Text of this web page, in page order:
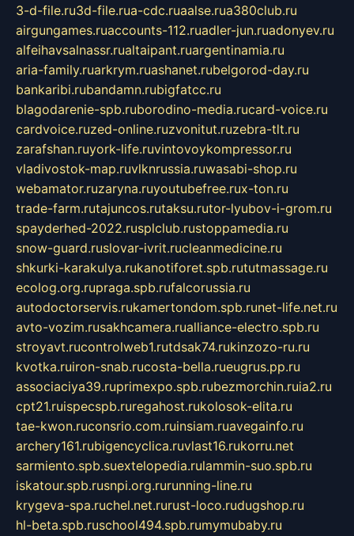
3-d-file.ru3d-file.rua-cdc.ruaalse.rua380club.ru
airgungames.ruaccounts-112.ruadler-jun.ruadonyev.ru
alfeihavsalnassr.rualtaipant.ruargentinamia.ru
aria-family.ruarkrym.ruashanet.rubelgorod-day.ru
bankaribi.rubandamn.rubigfatcc.ru
blagodarenie-spb.ruborodino-media.rucard-voice.ru
cardvoice.ruzed-online.ruzvonitut.ruzebra-tlt.ru
zarafshan.ruyork-life.ruvintovoykompressor.ru
vladivostok-map.ruvlknrussia.ruwasabi-shop.ru
webamator.ruzaryna.ruyoutubefree.rux-ton.ru
trade-farm.rutajuncos.rutaksu.rutor-lyubov-i-grom.ru
spayderhed-2022.rusplclub.rustoppamedia.ru
snow-guard.ruslovar-ivrit.rucleanmedicine.ru
shkurki-karakulya.rukanotiforet.spb.rututmassage.ru
ecolog.org.rupraga.spb.rufalcorussia.ru
autodoctorservis.rukamertondom.spb.runet-life.net.ru
avto-vozim.rusakhcamera.rualliance-electro.spb.ru
stroyavt.rucontrolweb1.rutdsak74.rukinzozo-ru.ru
kvotka.ruiron-snab.rucosta-bella.rueugrus.pp.ru
associaciya39.ruprimexpo.spb.rubezmorchin.ruia2.ru
cpt21.ruispecspb.ruregahost.rukolosok-elita.ru
tae-kwon.ruconsrio.com.ruinsiam.ruavegainfo.ru
archery161.rubigencyclica.ruvlast16.rukorru.net
sarmiento.spb.suextelopedia.rulammin-suo.spb.ru
iskatour.spb.rusnpi.org.rurunning-line.ru
krygeva-spa.ruchel.net.rurust-loco.rudugshop.ru
hl-beta.spb.ruschool494.spb.rumymubaby.ru